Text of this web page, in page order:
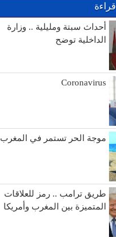
قراءة
أحداث سبتة ومليلية .. وزارة
الداخلية توضح
Coronavirus
موجة الحر تستمر في المغرب
طريق ترامب .. رمز للعلاقات
المتميزة بين المغرب وأمريكا